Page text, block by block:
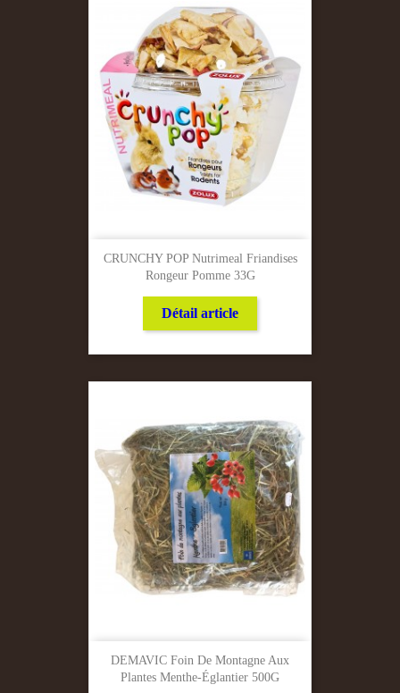
CRUNCHY POP Nutrimeal Friandises
Rongeur Pomme 33G
Détail article
DEMAVIC Foin De Montagne Aux
Plantes Menthe-Églantier 500G